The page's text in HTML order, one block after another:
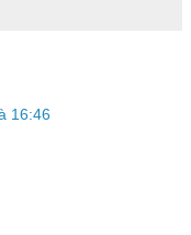
16:46